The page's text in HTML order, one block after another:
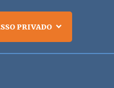
PRIVADO